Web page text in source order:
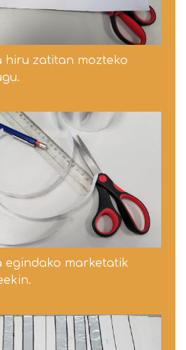
hiru zatitan mozteko
egindako marketatik